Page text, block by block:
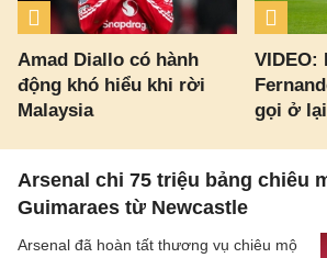
Amad Diallo có hành
động khó hiểu khi rời
Malaysia
VIDEO:
gọi ở lại
Arsenal chi 75 triệu bảng chiêu
Guimaraes từ Newcastle
Arsenal đã hoàn tất thương vụ chiêu mộ